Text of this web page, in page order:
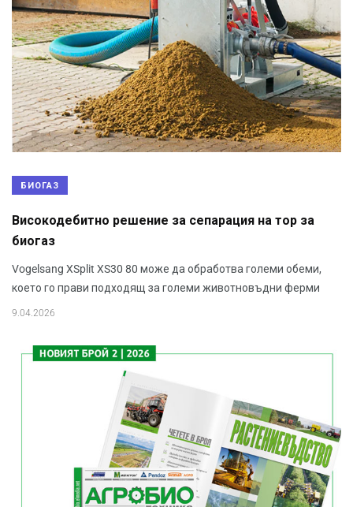
БИОГАЗ
Високодебитно решение за сепарация на тор за
биогаз
Vogelsang XSplit XS30 80 може да обработва големи обеми,
което го прави подходящ за големи животновъдни ферми
9.04.2026